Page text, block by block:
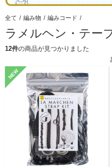
全て / 編み物 / 編みコード /
ラメルヘン・テー
12件の商品が見つかりました
NEW